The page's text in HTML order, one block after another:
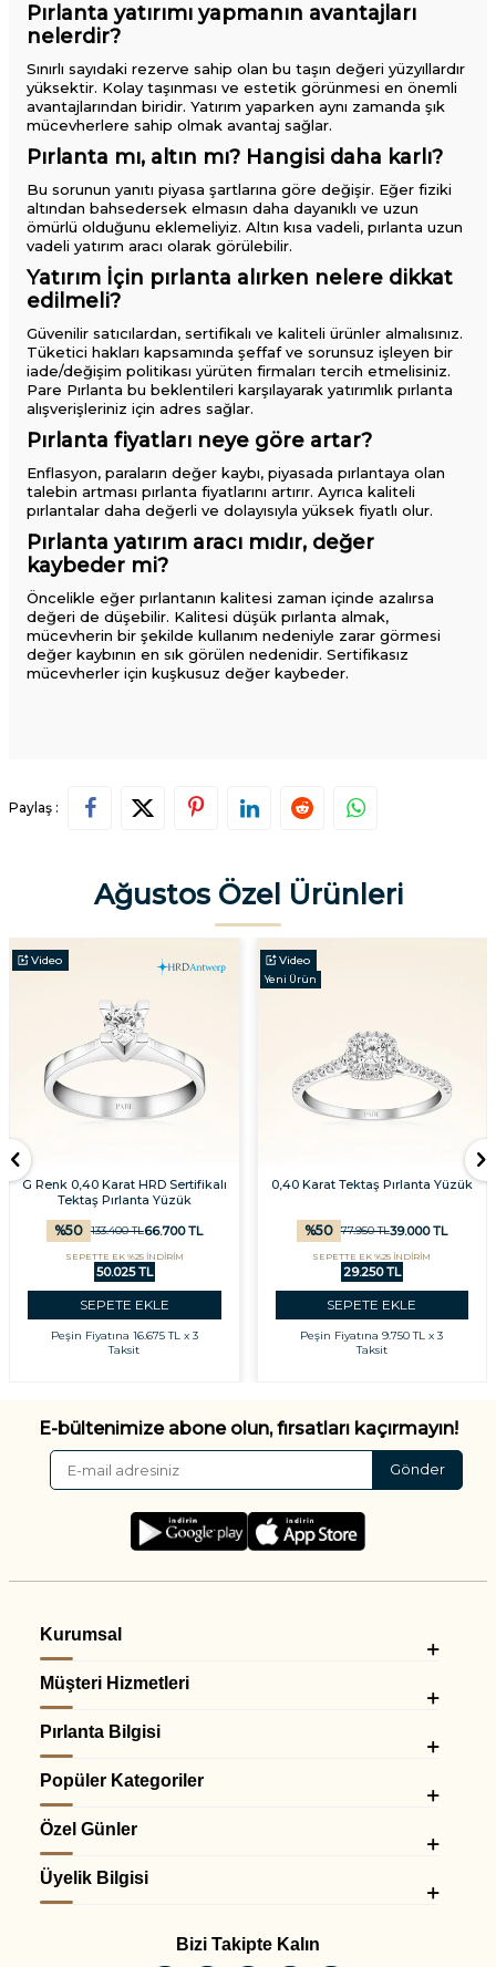
Pırlanta yatırımı yapmanın avantajları
nelerdir?
Sınırlı sayıdaki rezerve sahip olan bu taşın değeri yüzyıllardır
yüksektir. Kolay taşınması ve estetik görünmesi en önemli
avantajlarından biridir. Yatırım yaparken aynı zamanda şık
mücevherlere sahip olmak avantaj sağlar.
Pırlanta mı, altın mı? Hangisi daha karlı?
Bu sorunun yanıtı piyasa şartlarına göre değişir. Eğer fiziki
altından bahsedersek elmasın daha dayanıklı ve uzun
ömürlü olduğunu eklemeliyiz. Altın kısa vadeli, pırlanta uzun
vadeli yatırım aracı olarak görülebilir.
Yatırım İçin pırlanta alırken nelere dikkat
edilmeli?
Güvenilir satıcılardan, sertifikalı ve kaliteli ürünler almalısınız.
Tüketici hakları kapsamında şeffaf ve sorunsuz işleyen bir
iade/değişim politikası yürüten firmaları tercih etmelisiniz.
Pare Pırlanta bu beklentileri karşılayarak yatırımlık pırlanta
alışverişleriniz için adres sağlar.
Pırlanta fiyatları neye göre artar?
Enflasyon, paraların değer kaybı, piyasada pırlantaya olan
talebin artması pırlanta fiyatlarını artırır. Ayrıca kaliteli
pırlantalar daha değerli ve dolayısıyla yüksek fiyatlı olur.
Pırlanta yatırım aracı mıdır, değer
kaybeder mi?
Öncelikle eğer pırlantanın kalitesi zaman içinde azalırsa
değeri de düşebilir. Kalitesi düşük pırlanta almak,
mücevherin bir şekilde kullanım nedeniyle zarar görmesi
değer kaybının en sık görülen nedenidir. Sertifikasız
mücevherler için kuşkusuz değer kaybeder.
Paylaş :
Ağustos Özel Ürünleri
Video
G Renk 0,40 Karat HRD Sertifikalı
Tektaş Pırlanta Yüzük
%50 133.400TL66.700TL
SEPETTE EK %25 İNDİRİM
50.025 TL
SEPETE EKLE
Peşin Fiyatına 16.675 TL x 3
Taksit
Video
Yeni Ürün
0,40 Karat Tektaş Pırlanta Yüzük
%50 77.950TL39.000TL
SEPETTE EK %25 İNDİRİM
29.250 TL
SEPETE EKLE
Peşin Fiyatına9.750 TL x 3
Taksit
E-bültenimize abone olun, fırsatları kaçırmayın!
Gönder
Kurumsal
Müşteri Hizmetleri
Pırlanta Bilgisi
Popüler Kategoriler
Özel Günler
Üyelik Bilgisi
Bizi Takipte Kalın